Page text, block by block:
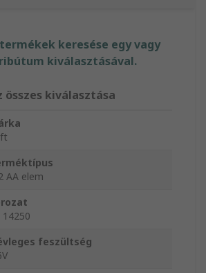
keresése egy vagy
kiválasztásával.
összes kiválasztása
AA elem
14250
feszültség